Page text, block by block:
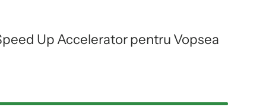
Up Accelerator pentru Vopsea